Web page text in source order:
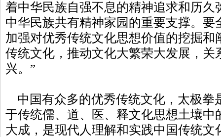
着中华民族自强不息的精神追求和历久
中华民族共有精神家园的重要支撑。要
加强对优秀传统文化思想价值的挖掘和
传统文化，推动文化大繁荣大发展，关
兴。”
中国有众多的优秀传统文化，太极拳
于传统儒、道、医、释文化思想土壤中
大成，是现代人理解和实践中国传统文